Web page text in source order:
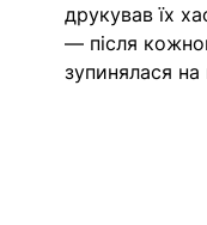
друкував їх
— після
зупинялася